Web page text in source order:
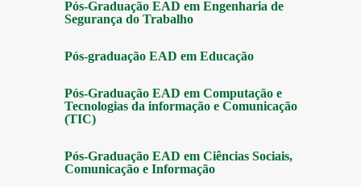
Pós-Graduação EAD em Engenharia de
Segurança do Trabalho
Pós-graduação EAD em Educação
Pós-Graduação EAD em Computação e
Tecnologias da informação e Comunicação
(TIC)
Pós-Graduação EAD em Ciências Sociais,
Comunicação e Informação